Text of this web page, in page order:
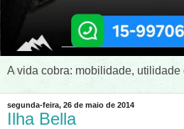
A vida cobra: mobilidade, utilidade
segunda-feira, 26 de maio de 2014
Ilha Bella